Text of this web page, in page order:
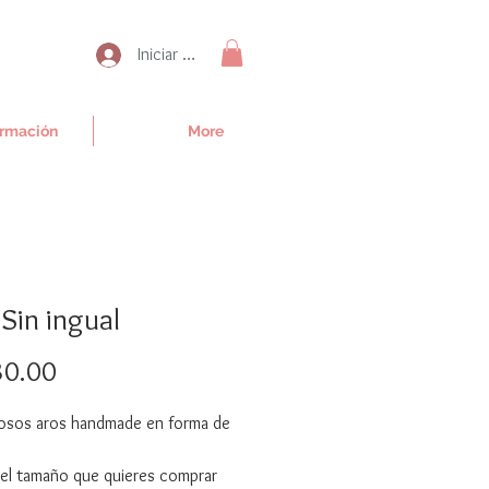
Iniciar sesión
More
ingual
aros handmade en forma de
tamaño que quieres comprar